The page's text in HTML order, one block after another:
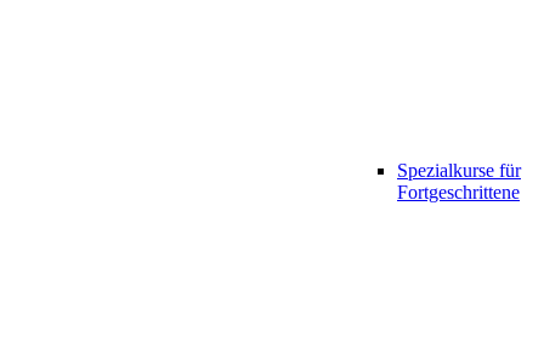
Spezialkurse für
Fortgeschrittene